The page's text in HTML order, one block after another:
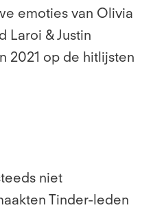
emoties van Olivia
Laroi & Justin
2021 op de hitlijsten
niet
Tinder-leden